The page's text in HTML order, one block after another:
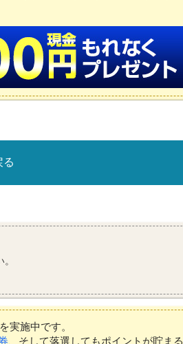
る
を実施中です。
、そして落選してもポイントが貯まる